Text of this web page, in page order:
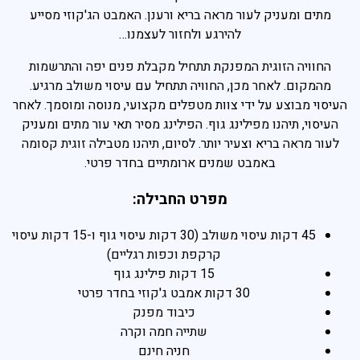
מתים ומעניק לעור מראה בריא ורענן. האמבט הג'קוזי מסייע
להירגע ולחזור לעצמנו…
החוויה הזוגית המפנקת תתחיל מקבלת פנים יפה והתרשמות
מהמקום. לאחר מכן, החוויה תתחיל עם עיסוי משולב מרגיע.
העיסוי מבוצע על ידי צוות מטפלים מקצועי, מנוסה ומוסמך. לאחר
העיסוי, תיהנו מפילינג גוף. הפילינג מסיר תאי עור מתים ומעניק
לעור מראה בריא וצעיר יותר. לסיום, תיהנו מטבילה זוגית קסומה
באמבט שמנים ארומתיים בחדר פרטי.
מפרט החבילה:
45 דקות עיסוי משולב (30 דקות עיסוי גוף ו-15 דקות עיסוי
קרקפת וכפות רגליים)
15 דקות פילינג גוף
30 דקות אמבט ג'קוזי בחדר פרטי
כיבוד מפנק
שתייה חמה וקרה
חניה חינם